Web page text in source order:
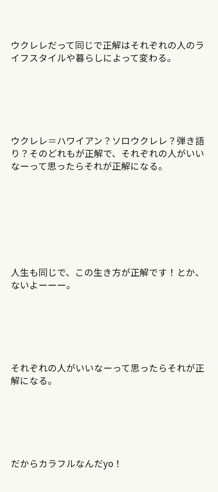
ウクレレだって同じで正解はそれぞれの人のラ
イフスタイルや暮らしによって変わる。
ウクレレ＝ハワイアン？ソロウクレレ？弾き語
り？そのどれもが正解で、それぞれの人がいい
なーって思ったらそれが正解になる。
人生も同じで、この生き方が正解です！とか、
ないよーーー。
それぞれの人がいいなーって思ったらそれが正
解になる。
だからカラフルなんだyo！